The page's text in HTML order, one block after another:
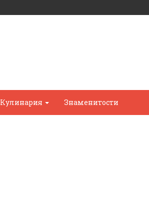
Кулинария Знаменитости